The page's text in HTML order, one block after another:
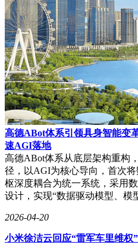
高德ABot体系引领具身智能变
速AGI落地
高德ABot体系从底层架构重构
径，以AGI为核心导向，首次
枢深度耦合为统一系统，采用
设计，实现“数据驱动模型、
2026-04-20
小米徐洁云回应“雷军车里维权